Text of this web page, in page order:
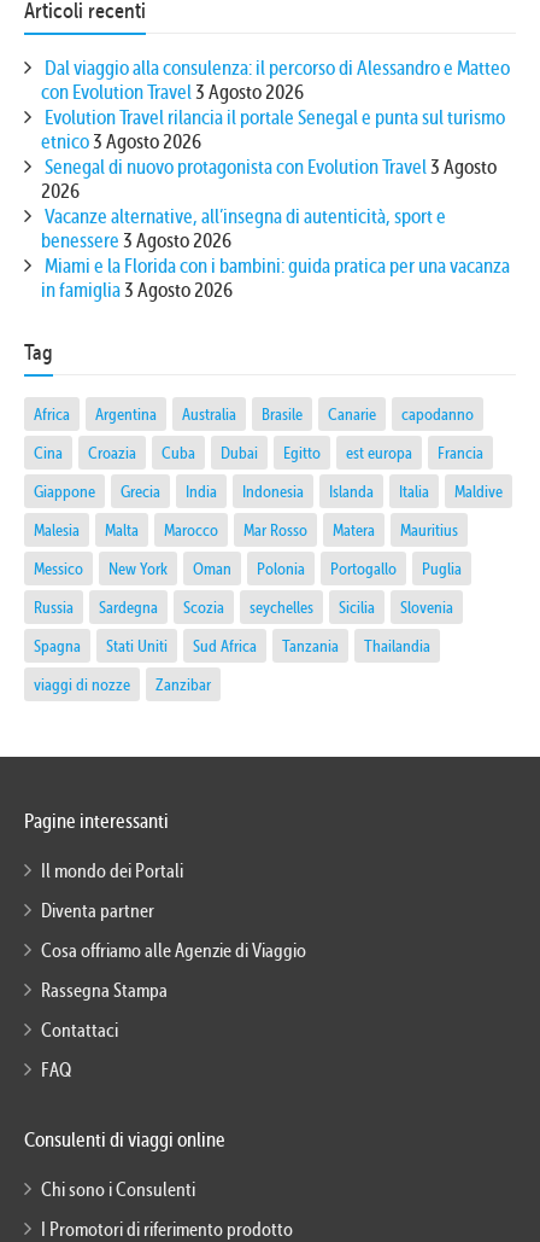
Articoli recenti
Dal viaggio alla consulenza: il percorso di Alessandro e Matteo
con Evolution Travel3 Agosto 2026
Evolution Travel rilancia il portale Senegal e punta sul turismo
etnico3 Agosto 2026
Senegal di nuovo protagonista con Evolution Travel3 Agosto
2026
Vacanze alternative, all’insegna di autenticità, sport e
benessere 3 Agosto 2026
Miami e la Florida con i bambini: guida pratica per una vacanza
in famiglia3 Agosto 2026
Tag
Africa Argentina Australia Brasile Canarie
capodanno
Cina
Croazia Cuba Dubai Egitto est europa
Francia
Giappone
Grecia India Indonesia Islanda Italia
Maldive
Malesia
Malta Marocco Mar Rosso Matera
Mauritius
Messico
New York Oman Polonia Portogallo
Puglia
Russia
Sardegna Scozia seychelles Sicilia
Slovenia
Spagna
Stati Uniti Sud Africa Tanzania
Thailandia
viaggi di nozze
Zanzibar
Pagine interessanti
Il mondo dei Portali
Diventa partner
Cosa offriamo alle Agenzie di Viaggio
Rassegna Stampa
Contattaci
FAQ
Consulenti di viaggi online
Chi sono i Consulenti
I Promotori di riferimento prodotto